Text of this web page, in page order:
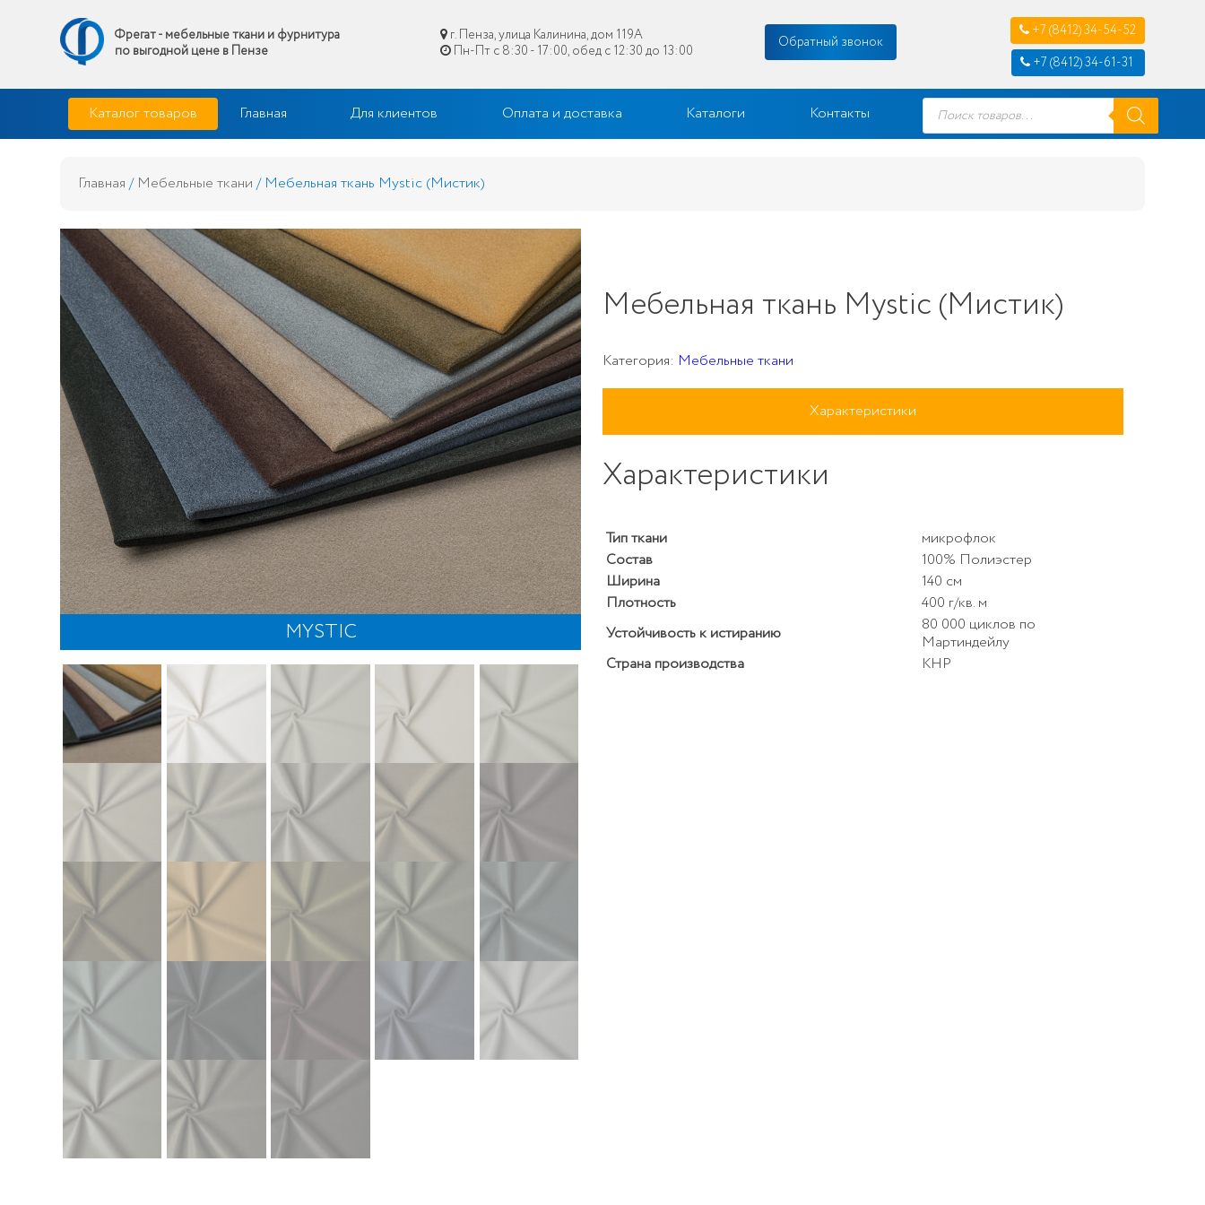
Фрегат - мебельные ткани и фурнитура
по выгодной цене в Пензе
г. Пенза, улица Калинина, дом 119А
Пн-Пт с 8:30 - 17:00, обед с 12:30 до 13:00
Обратный звонок
+7 (8412) 34-54-52
+7 (8412) 34-61-31
Фрегат — мебельные ткани и фурнитура купить по выгодной цене в Пензе
Каталог товаров Главная Для клиентов Оплата и доставка Каталоги Контакты Поиск
товаров
Главная / Мебельные ткани / Мебельная ткань Mystic (Мистик)
MYSTIC
Мебельная ткань Mystic (Мистик)
Категория: Мебельные ткани
Характеристики
Характеристики
Тип ткани
микрофлок
Состав
100% Полиэстер
Ширина
140 см
Плотность
400 г/кв. м
Устойчивость к истиранию
80 000 циклов по
Мартиндейлу
Страна производства
КНР